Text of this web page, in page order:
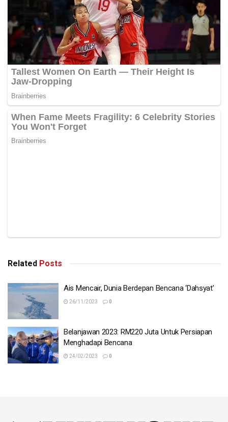
Related Posts
Ais Mencair, Dunia Berdepan Bencana ‘Dahsyat’
26/11/2023 0
Belanjawan 2023: RM220 Juta Untuk Persiapan
Menghadapi Bencana
24/02/2023 0